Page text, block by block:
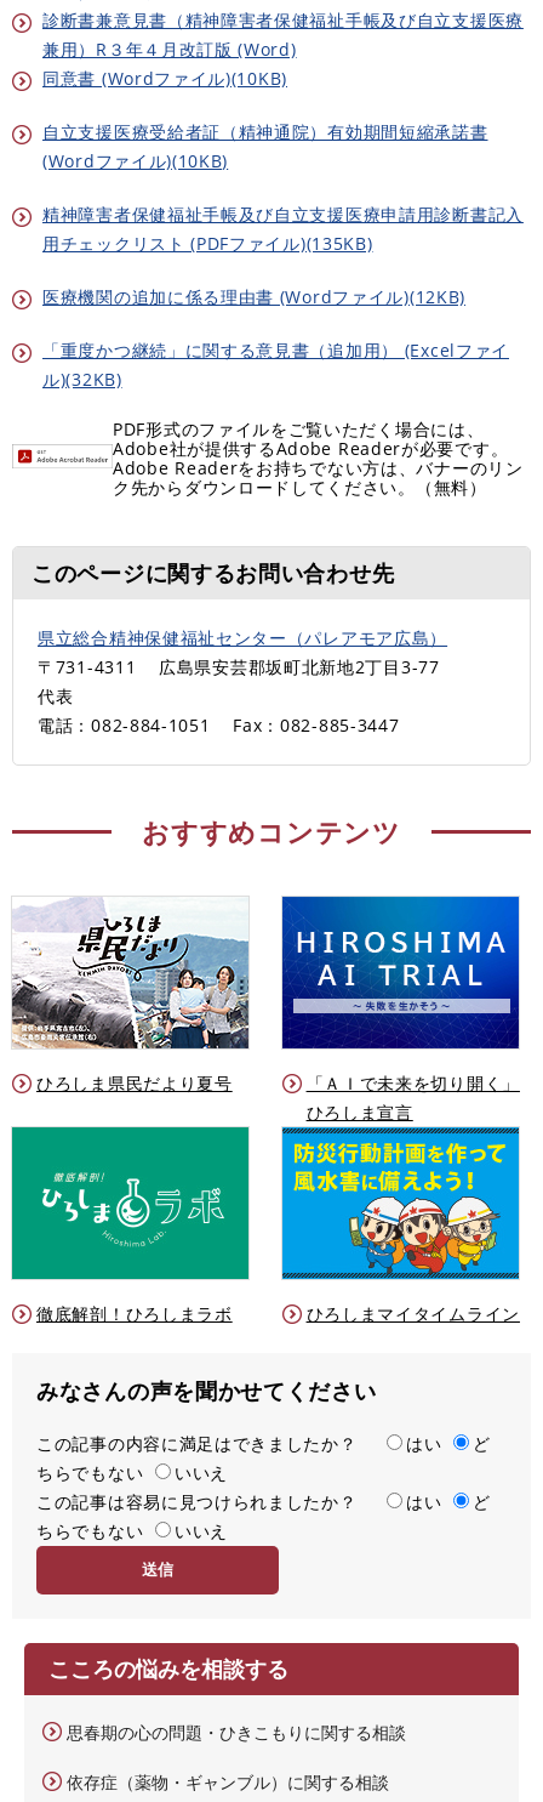
診断書兼意見書（精神障害者保健福祉手帳及び自立支援医療
兼用）R３年４月改訂版 (Word)
同意書 (Wordファイル)(10KB)
自立支援医療受給者証（精神通院）有効期間短縮承諾書
(Wordファイル)(10KB)
精神障害者保健福祉手帳及び自立支援医療申請用診断書記入
用チェックリスト (PDFファイル)(135KB)
医療機関の追加に係る理由書 (Wordファイル)(12KB)
「重度かつ継続」に関する意見書（追加用） (Excelファイ
ル)(32KB)
PDF形式のファイルをご覧いただく場合には、
Adobe社が提供するAdobe Readerが必要です。
Adobe Readerをお持ちでない方は、バナーのリン
ク先からダウンロードしてください。（無料）
このページに関するお問い合わせ先
県立総合精神保健福祉センター（パレアモア広島）
〒731-4311
広島県安芸郡坂町北新地2丁目3-77
代表
電話：082-884-1051
Fax：082-885-3447
おすすめコンテンツ
ひろしま県民だより夏号
「ＡＩで未来を切り開く」
ひろしま宣言
徹底解剖！ひろしまラボ ひろしまマイタイムライン
みなさんの声を聞かせてください
満
足
度
この記事の内容に満足はできましたか？ はい
ど
ちらでもない
いいえ
容
易
この記事は容易に見つけられましたか？ はい
ど
ちらでもない
いいえ
こころの悩みを相談する
思春期の心の問題・ひきこもりに関する相談
依存症（薬物・ギャンブル）に関する相談